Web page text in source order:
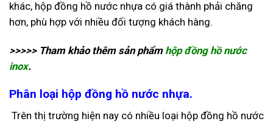
khác, hộp đồng hồ nước nhựa có giá thành phải chăng
hơn, phù hợp với nhiều đối tượng khách hàng.
>>>>> Tham khảo thêm sản phẩm hộp đồng hồ nước
inox.
Phân loại hộp đồng hồ nước nhựa.
Trên thị trường hiện nay có nhiều loại hộp đồng hồ nước